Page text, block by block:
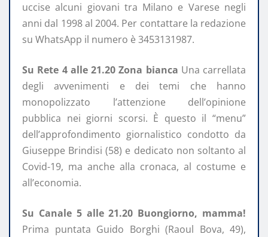
uccise alcuni giovani tra Milano e Varese negli
anni dal 1998 al 2004. Per contattare la redazione
su WhatsApp il numero è 3453131987.
Su Rete 4 alle 21.20 Zona bianca Una carrellata
degli avvenimenti e dei temi che hanno
monopolizzato l’attenzione dell’opinione
pubblica nei giorni scorsi. È questo il “menu”
dell’approfondimento giornalistico condotto da
Giuseppe Brindisi (58) e dedicato non soltanto al
Covid-19, ma anche alla cronaca, al costume e
all’economia.
Su Canale 5 alle 21.20 Buongiorno, mamma!
Prima puntata Guido Borghi (Raoul Bova, 49),